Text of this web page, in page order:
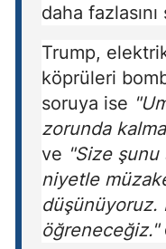
daha
Trump,
köprüleri
soruya ise
zorunda
ve "Size
niyetle
düşünüyoruz.
öğreneceğiz."